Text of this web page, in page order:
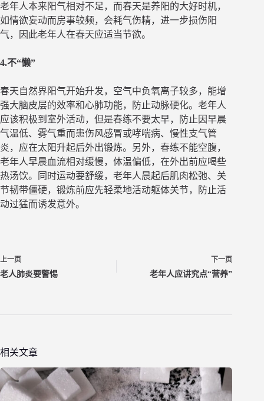
老年人本来阳气相对不足，而春天是养阳的大好时机，
如情欲妄动而房事较频，会耗气伤精，进一步损伤阳
气，因此老年人在春天应适当节欲。
4.不“懒”
春天自然界阳气开始升发，空气中负氧离子较多，能增
强大脑皮层的效率和心肺功能，防止动脉硬化。老年人
应该积极到室外活动，但是春练不要太早，防止因早晨
气温低、雾气重而患伤风感冒或哮喘病、慢性支气管
炎，应在太阳升起后外出锻炼。另外，春练不能空腹，
老年人早晨血流相对缓慢，体温偏低，在外出前应喝些
热汤饮。同时运动要舒缓，老年人晨起后肌肉松弛、关
节韧带僵硬，锻炼前应先轻柔地活动躯体关节，防止活
动过猛而诱发意外。
上一页
老人肺炎要警惕
下一页
老年人应讲究点“营养”
相关文章